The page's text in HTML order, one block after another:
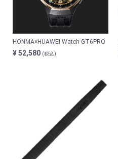
HONMA×HUAWEI Watch GT6PRO
¥ 52,580 (税込)